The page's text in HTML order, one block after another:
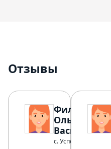
Отзывы
Филатова
Ольга
Васильевна
с. Успенское